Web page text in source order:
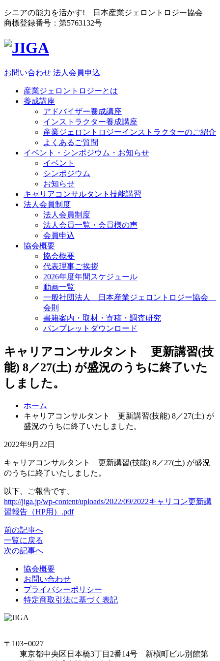
シニアの能力を活かす! 日本産業ジェロントロジー協会
商標登録番号：第5763132号
お問い合わせ 法人会員申込
産業ジェロントロジーとは
養成講座
アドバイザー養成講座
インストラクター養成講座
産業ジェロントロジーインストラクターのご紹介
よくあるご質問
イベント・シンポジウム・お知らせ
イベント
シンポジウム
お知らせ
キャリアコンサルタント技能講習
法人会員制度
法人会員制度
法人会員一覧・会員様の声
会員申込
協会概要
協会概要
代表理事ご挨拶
2026年度年間スケジュール
動画一覧
一般社団法人 日本産業ジェロントロジー協会
会則
書籍案内・取材・寄稿・調査研究
パンプレットダウンロード
キャリアコンサルタント 更新講習(技
能) 8／27(土) が盛況のうちに終了いた
しました。
ホーム
キャリアコンサルタント 更新講習(技能) 8／27(土) が
盛況のうちに終了いたしました。
2022年9月22日
キャリアコンサルタント 更新講習(技能) 8／27(土) が盛況
のうちに終了いたしました。
以下、ご報告です。
http://jiga.jp/wp-content/uploads/2022/09/2022キャリコン更新講
習報告（HP用）.pdf
前の記事へ
一覧に戻る
次の記事へ
協会概要
お問い合わせ
プライバシーポリシー
特定商取引法に基づく表記
〒103−0027
東京都中央区日本橋3丁目2番14号 新槇町ビル別館第